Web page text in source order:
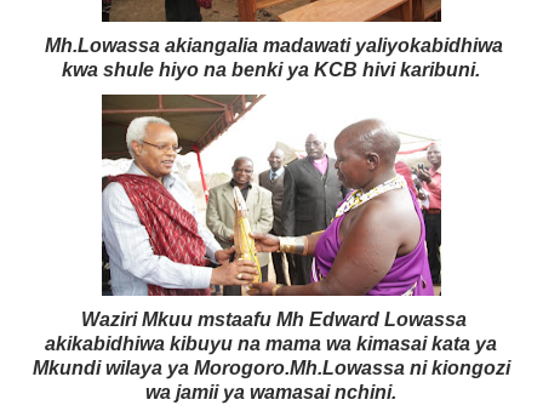
Mh.Lowassa akiangalia madawati yaliyokabidhiwa
kwa shule hiyo na benki ya KCB hivi karibuni.
Waziri Mkuu mstaafu Mh Edward Lowassa
akikabidhiwa kibuyu na mama wa kimasai kata ya
Mkundi wilaya ya Morogoro.Mh.Lowassa ni kiongozi
wa jamii ya wamasai nchini.